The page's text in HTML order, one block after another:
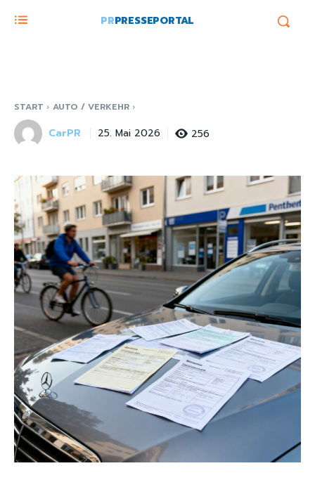
PRPRESSEPORTAL
START AUTO / VERKEHR
CarPR 25. Mai 2026 256